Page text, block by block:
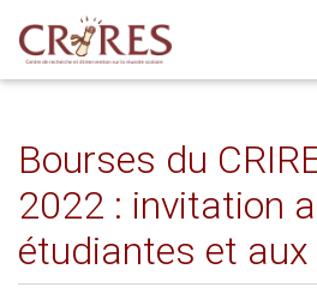
Bourses du
2022 : invitation
étudiantes et